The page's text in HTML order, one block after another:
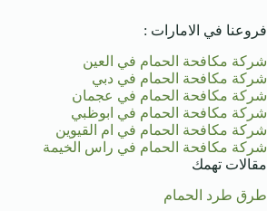
فروعنا في الامارات :
شركة مكافحة الحمام في العين
شركة مكافحة الحمام في دبي
شركة مكافحة الحمام في عجمان
شركة مكافحة الحمام في ابوظبي
شركة مكافحة الحمام في ام القيوين
شركة مكافحة الحمام في راس الخيمة
مقالات تهمك
طرق طرد الحمام